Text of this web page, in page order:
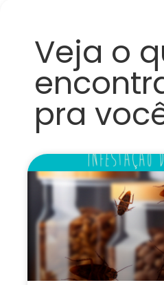
Veja o
pra